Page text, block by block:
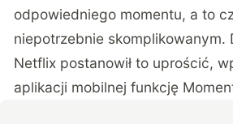
odpowiedniego momentu, a to
niepotrzebnie skomplikowanym.
Netflix postanowił to uprościć,
aplikacji mobilnej funkcję